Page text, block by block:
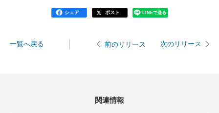
シェア ポスト LINEで送る
一覧へ戻る 前のリリース 次のリリース
関連情報